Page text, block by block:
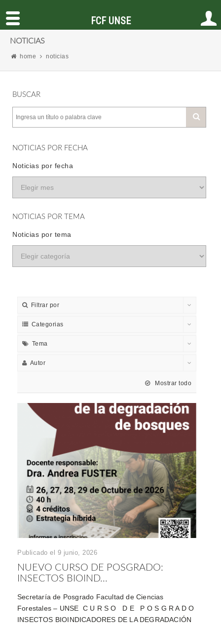
NOTICIAS
home noticias
BUSCAR
NOTICIAS POR FECHA
Noticias por fecha
NOTICIAS POR TEMA
Noticias por tema
Filtrar por
Categorias
Tema
Autor
Mostrar todo
Publicado el 9 junio, 2026
NUEVO CURSO DE POSGRADO:
INSECTOS BIOIND...
Secretaría de Posgrado Facultad de Ciencias
Forestales – UNSE C U R S O D E P O S G R A D O
INSECTOS BIOINDICADORES DE LA DEGRADACIÓN
FCF UNSE